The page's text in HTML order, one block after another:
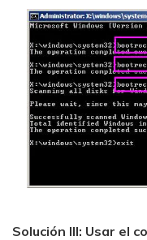
Solución III: Usar el